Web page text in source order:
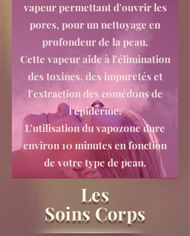
vapeur permettant d'ouvrir les
pores, pour un nettoyage en
profondeur de la peau.
Cette vapeur aide à l'élimination
des toxines, des impuretés et
l'extraction des comédons de
l'épiderme.
L'utilisation du vapozone dure
environ 10 minutes en fonction
de votre type de peau.
Les
Soins Corps